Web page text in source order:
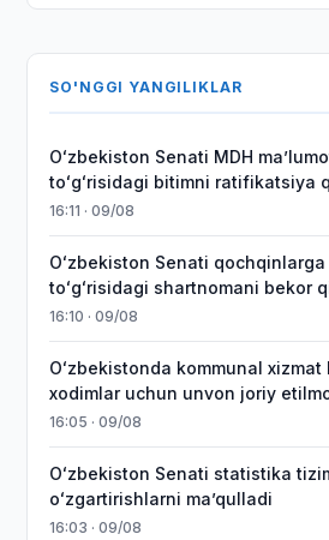
SO'NGGI YANGILIKLAR
Oʻzbekiston Senati MDH
toʻgʻrisidagi bitimni ratifikatsiya
16:11 · 09/08
Oʻzbekiston Senati
toʻgʻrisidagi shartnomani bekor
16:10 · 09/08
Oʻzbekistonda kommunal xizmat
xodimlar uchun unvon joriy
16:05 · 09/08
Oʻzbekiston Senati statistika
oʻzgartirishlarni maʼqulladi
16:03 · 09/08